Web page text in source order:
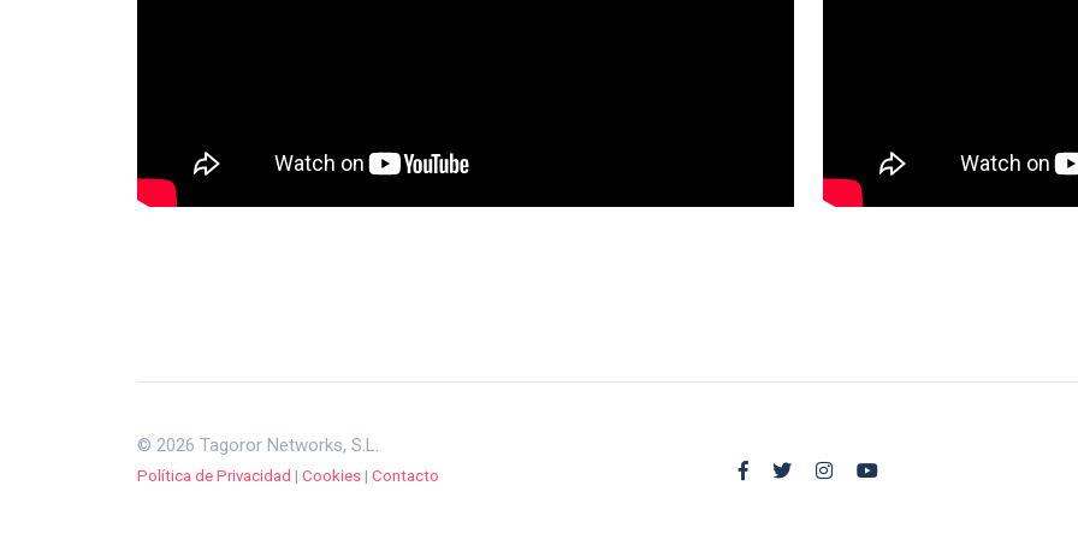
© 2026 Tagoror Networks, S.L.
Política de Privacidad | Cookies | Contacto